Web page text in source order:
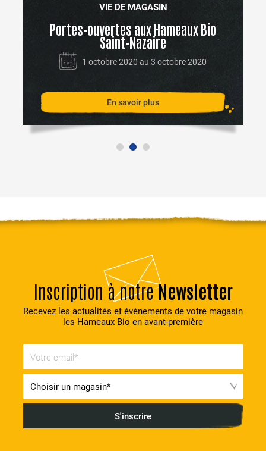
VIE DE MAGASIN
Portes-ouvertes aux Hameaux Bio
Saint-Nazaire
1 octobre 2020 au 3 octobre 2020
En savoir plus
Inscription à notreNewsletter
Recevez les actualités et évènements de votre magasin
les Hameaux Bio en avant-première